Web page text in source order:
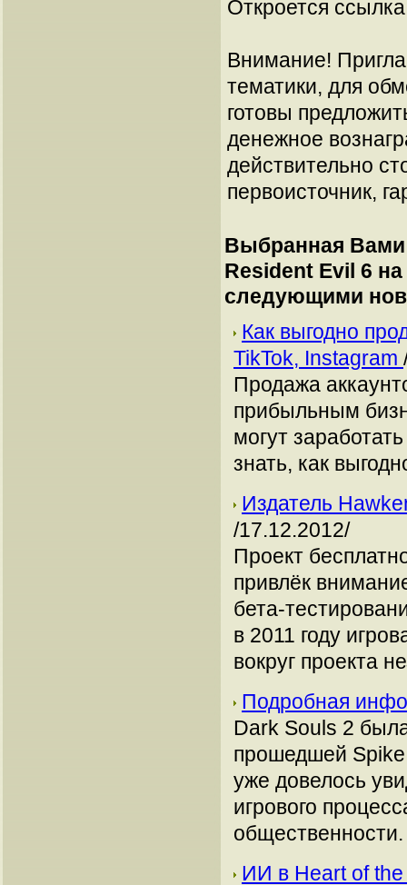
Откроется
Внимание!
тематики, для
готовы
денежное
действительно
первоисточник,
Выбранная Вами
Resident Evil 6 на
следующими
Как выгодно
TikTok, Instagram
Продажа
прибыльным
могут
знать, как
Издатель
/17.12.2012/
Проект
привлёк
бета-
в 2011 году
вокруг проекта
Подробная
Dark Souls 2
прошедшей Spike
уже довелось
игрового
ИИ в Heart of the